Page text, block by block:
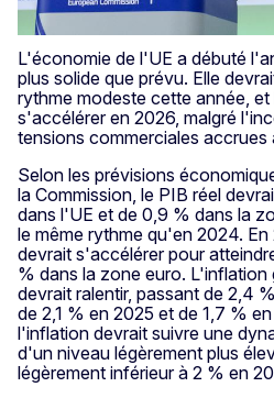
L'économie de l'UE a débuté
plus solide que prévu. Elle
rythme modeste cette année,
s'accélérer en 2026, malgré
tensions commerciales accrues
Selon les prévisions
la Commission, le PIB réel
dans l'UE et de 0,9 % dans la
le même rythme qu'en 2024.
devrait s'accélérer pour
% dans la zone euro.
devrait ralentir, passant de 2,4
de 2,1 % en 2025 et de 1,7 %
l'inflation devrait suivre une
d'un niveau légèrement plus
légèrement inférieur à 2 % en